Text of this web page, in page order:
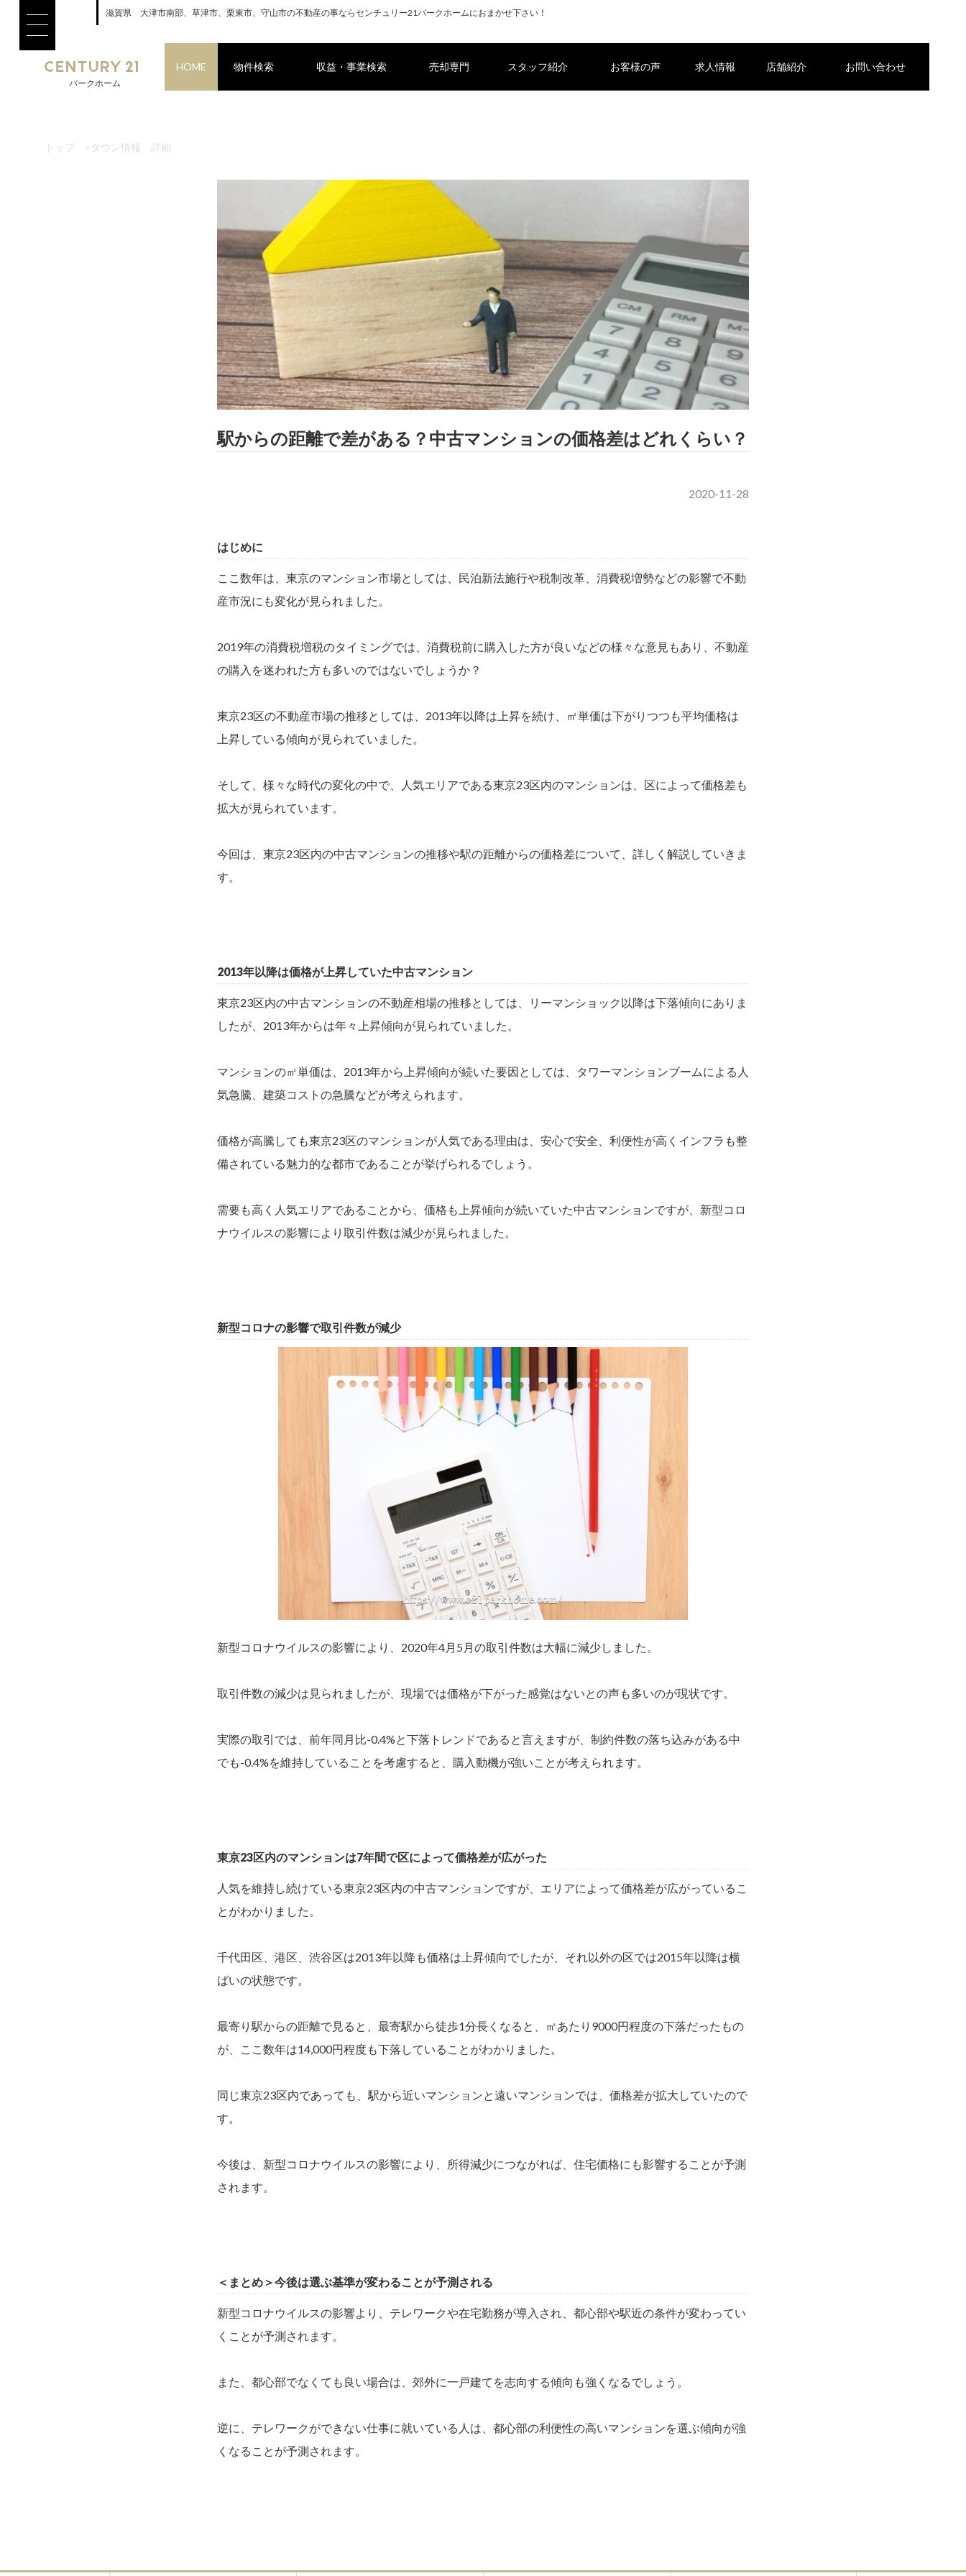
滋賀県 大津市南部、草津市、栗東市、守山市の不動産の事ならセンチュリー21パークホームにおまかせ下さい！
パークホーム
HOME 物件検索 収益・事業検索 売却専門 スタッフ紹介 お客様の声 求人情報 店舗紹介 お問い合わせ
トップ > タウン情報 詳細
駅からの距離で差がある？中古マンションの価格差はどれくらい？
2020-11-28
はじめに
ここ数年は、東京のマンション市場としては、民泊新法施行や税制改革、消費税増勢などの影響で不動
産市況にも変化が見られました。
2019年の消費税増税のタイミングでは、消費税前に購入した方が良いなどの様々な意見もあり、不動産
の購入を迷われた方も多いのではないでしょうか？
東京23区の不動産市場の推移としては、2013年以降は上昇を続け、㎡単価は下がりつつも平均価格は
上昇している傾向が見られていました。
そして、様々な時代の変化の中で、人気エリアである東京23区内のマンションは、区によって価格差も
拡大が見られています。
今回は、東京23区内の中古マンションの推移や駅の距離からの価格差について、詳しく解説していきま
す。
2013年以降は価格が上昇していた中古マンション
東京23区内の中古マンションの不動産相場の推移としては、リーマンショック以降は下落傾向にありま
したが、2013年からは年々上昇傾向が見られていました。
マンションの㎡単価は、2013年から上昇傾向が続いた要因としては、タワーマンションブームによる人
気急騰、建築コストの急騰などが考えられます。
価格が高騰しても東京23区のマンションが人気である理由は、安心で安全、利便性が高くインフラも整
備されている魅力的な都市であることが挙げられるでしょう。
需要も高く人気エリアであることから、価格も上昇傾向が続いていた中古マンションですが、新型コロ
ナウイルスの影響により取引件数は減少が見られました。
新型コロナの影響で取引件数が減少
新型コロナウイルスの影響により、2020年4月5月の取引件数は大幅に減少しました。
取引件数の減少は見られましたが、現場では価格が下がった感覚はないとの声も多いのが現状です。
実際の取引では、前年同月比-0.4%と下落トレンドであると言えますが、制約件数の落ち込みがある中
でも-0.4%を維持していることを考慮すると、購入動機が強いことが考えられます。
東京23区内のマンションは7年間で区によって価格差が広がった
人気を維持し続けている東京23区内の中古マンションですが、エリアによって価格差が広がっているこ
とがわかりました。
千代田区、港区、渋谷区は2013年以降も価格は上昇傾向でしたが、それ以外の区では2015年以降は横
ばいの状態です。
最寄り駅からの距離で見ると、最寄駅から徒歩1分長くなると、㎡あたり9000円程度の下落だったもの
が、ここ数年は14,000円程度も下落していることがわかりました。
同じ東京23区内であっても、駅から近いマンションと遠いマンションでは、価格差が拡大していたので
す。
今後は、新型コロナウイルスの影響により、所得減少につながれば、住宅価格にも影響することが予測
されます。
＜まとめ＞今後は選ぶ基準が変わることが予測される
新型コロナウイルスの影響より、テレワークや在宅勤務が導入され、都心部や駅近の条件が変わってい
くことが予測されます。
また、都心部でなくても良い場合は、郊外に一戸建てを志向する傾向も強くなるでしょう。
逆に、テレワークができない仕事に就いている人は、都心部の利便性の高いマンションを選ぶ傾向が強
くなることが予測されます。